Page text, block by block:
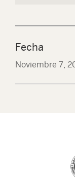
Fecha
Noviembre 7,